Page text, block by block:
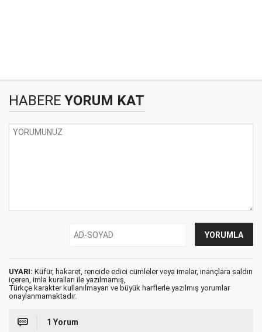
HABERE YORUM KAT
UYARI: Küfür, hakaret, rencide edici cümleler veya imalar, inançlara saldırı
içeren, imla kuralları ile yazılmamış,
Türkçe karakter kullanılmayan ve büyük harflerle yazılmış yorumlar
onaylanmamaktadır.
1 Yorum